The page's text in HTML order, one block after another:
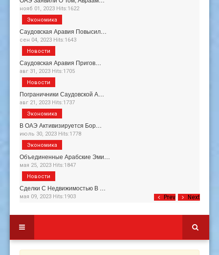
Prev Next
нояб 01, 2023 Hits:1622
Саудовская Аравия Повысил…
сен 04, 2023 Hits:1643
Экономика
Саудовская Аравия Пригов…
авг 31, 2023 Hits:1705
Новости
Пограничники Саудовской А…
авг 21, 2023 Hits:1737
Новости
В ОАЭ Активизируется Бор…
июль 30, 2023 Hits:1778
Экономика
Объединенные Арабские Эми…
мая 25, 2023 Hits:1847
Экономика
Сделки С Недвижимостью В …
мая 09, 2023 Hits:1903
Новости